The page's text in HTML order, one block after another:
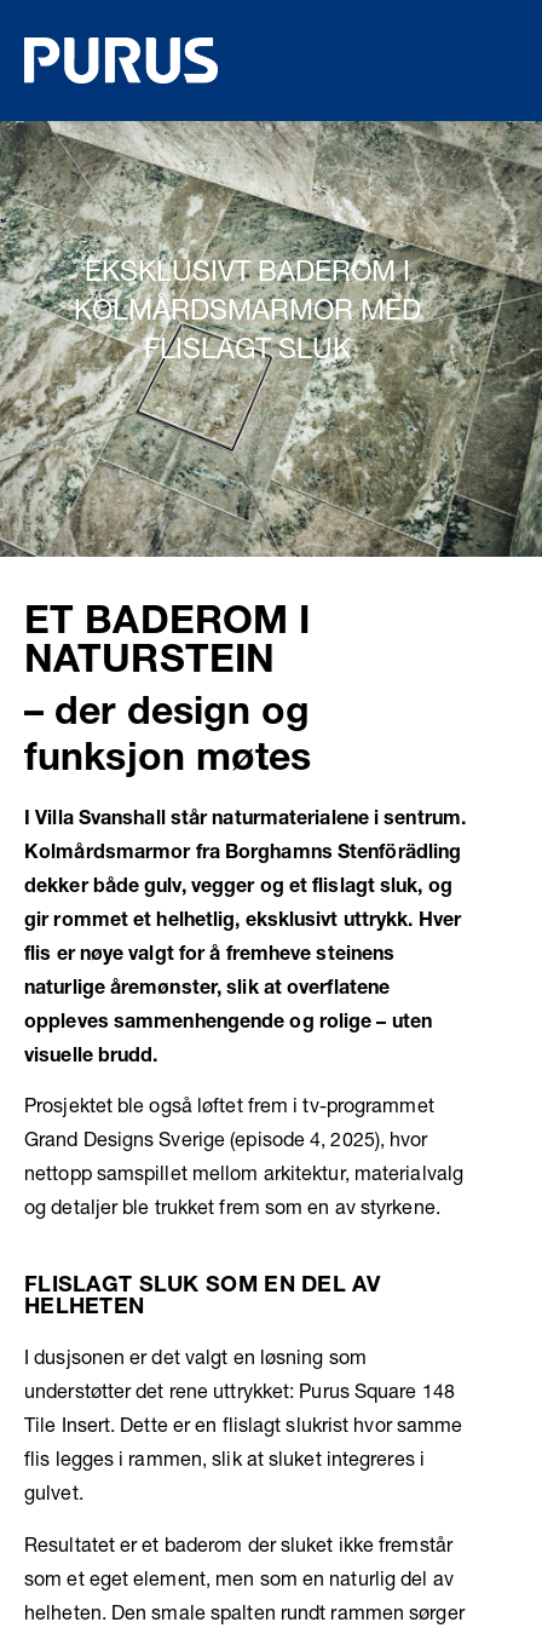
EKSKLUSIVT BADEROM I
KOLMÅRDSMARMOR MED
FLISLAGT SLUK
ET BADEROM I
NATURSTEIN
– der design og
funksjon møtes
I Villa Svanshall står naturmaterialene i sentrum.
Kolmårdsmarmor fra Borghamns Stenförädling
dekker både gulv, vegger og et flislagt sluk, og
gir rommet et helhetlig, eksklusivt uttrykk. Hver
flis er nøye valgt for å fremheve steinens
naturlige åremønster, slik at overflatene
oppleves sammenhengende og rolige – uten
visuelle brudd.
Prosjektet ble også løftet frem i tv-programmet
Grand Designs Sverige (episode 4, 2025), hvor
nettopp samspillet mellom arkitektur, materialvalg
og detaljer ble trukket frem som en av styrkene.
FLISLAGT SLUK SOM EN DEL AV
HELHETEN
I dusjsonen er det valgt en løsning som
understøtter det rene uttrykket: Purus Square 148
Tile Insert. Dette er en flislagt slukrist hvor samme
flis legges i rammen, slik at sluket integreres i
gulvet.
Resultatet er et baderom der sluket ikke fremstår
som et eget element, men som en naturlig del av
helheten. Den smale spalten rundt rammen sørger